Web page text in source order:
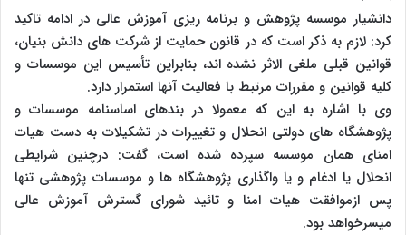
دانشیار موسسه پژوهش و برنامه ریزی آموزش عالی در ادامه تاکید
کرد: لازم به ذکر است که در قانون حمایت از شرکت های دانش بنیان،
قوانین قبلی ملغی الاثر نشده اند، بنابراین تأسیس این موسسات و
کلیه قوانین و مقررات مرتبط با فعالیت آنها استمرار دارد.
وی با اشاره به این که معمولا در بندهای اساسنامه موسسات و
پژوهشگاه های دولتی انحلال و تغییرات در تشکیلات به دست هیات
امنای همان موسسه سپرده شده است، گفت: درچنین شرایطی
انحلال یا ادغام و یا واگذاری پژوهشگاه ها و موسسات پژوهشی تنها
پس ازموافقت هیات امنا و تائید شورای گسترش آموزش عالی
میسرخواهد بود.